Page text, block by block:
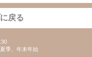
戻る
季、年末年始